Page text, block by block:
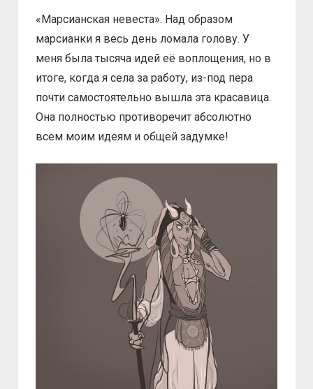
«Марсианская невеста». Над образом
марсианки я весь день ломала голову. У
меня была тысяча идей её воплощения, но в
итоге, когда я села за работу, из-под пера
почти самостоятельно вышла эта красавица.
Она полностью противоречит абсолютно
всем моим идеям и общей задумке!